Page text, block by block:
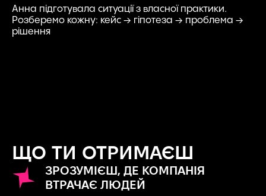
Анна підготувала ситуації з власної практики.
Розберемо кожну: кейс → гіпотеза → проблема →
рішення
ЩО ТИ ОТРИМАЄШ
ЗРОЗУМІЄШ, ДЕ КОМПАНІЯ
ВТРАЧАЄ ЛЮДЕЙ